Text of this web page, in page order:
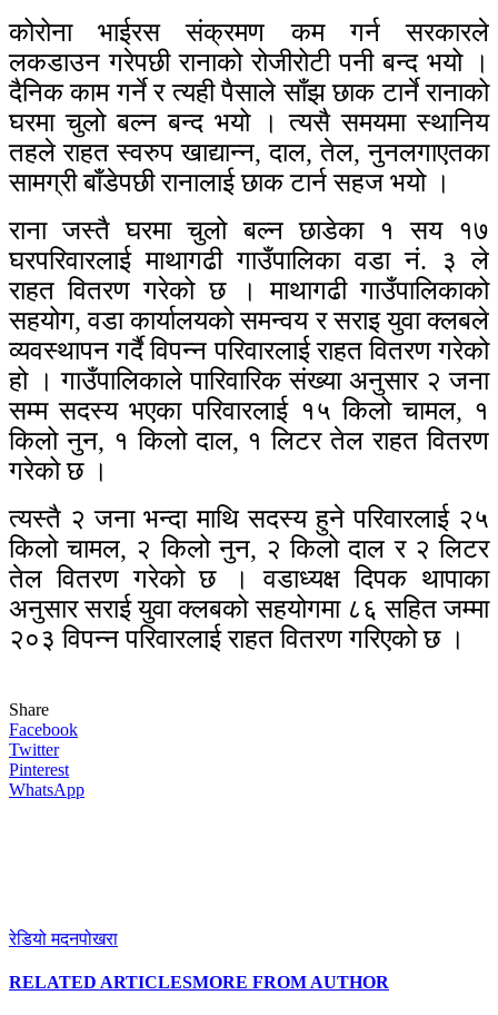
कोरोना भाईरस संक्रमण कम गर्न सरकारले
लकडाउन गरेपछी रानाको रोजीरोटी पनी बन्द भयो ।
दैनिक काम गर्ने र त्यही पैसाले साँझ छाक टार्ने रानाको
घरमा चुलो बल्न बन्द भयो । त्यसै समयमा स्थानिय
तहले राहत स्वरुप खाद्यान्न, दाल, तेल, नुनलगाएतका
सामग्री बाँडेपछी रानालाई छाक टार्न सहज भयो ।
राना जस्तै घरमा चुलो बल्न छाडेका १ सय १७
घरपरिवारलाई माथागढी गाउँपालिका वडा नं. ३ ले
राहत वितरण गरेको छ । माथागढी गाउँपालिकाको
सहयोग, वडा कार्यालयको समन्वय र सराइ युवा क्लबले
व्यवस्थापन गर्दै विपन्न परिवारलाई राहत वितरण गरेको
हो । गाउँपालिकाले पारिवारिक संख्या अनुसार २ जना
सम्म सदस्य भएका परिवारलाई १५ किलो चामल, १
किलो नुन, १ किलो दाल, १ लिटर तेल राहत वितरण
गरेको छ ।
त्यस्तै २ जना भन्दा माथि सदस्य हुने परिवारलाई २५
किलो चामल, २ किलो नुन, २ किलो दाल र २ लिटर
तेल वितरण गरेको छ । वडाध्यक्ष दिपक थापाका
अनुसार सराई युवा क्लबको सहयोगमा ८६ सहित जम्मा
२०३ विपन्न परिवारलाई राहत वितरण गरिएको छ ।
Share
Facebook
Twitter
Pinterest
WhatsApp
रेडियो मदनपोखरा
RELATED ARTICLESMORE FROM AUTHOR